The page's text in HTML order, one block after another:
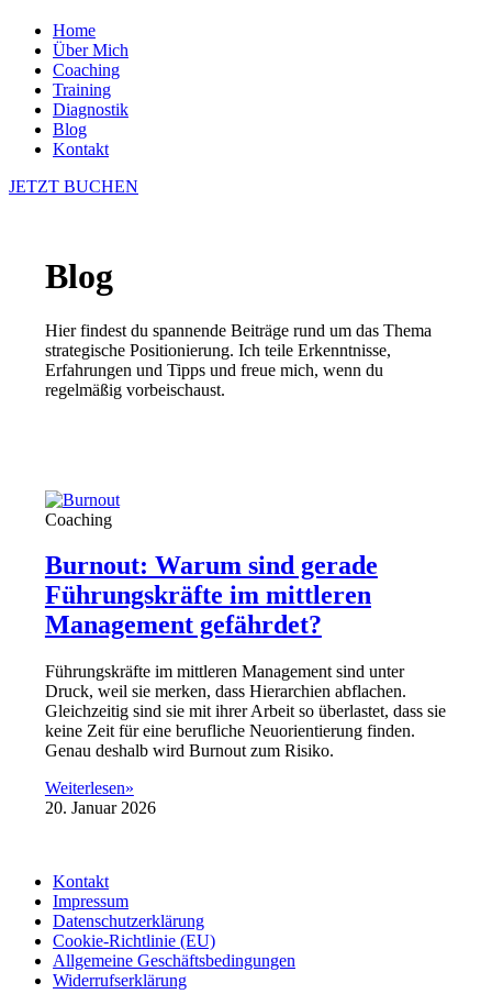
Home
Über Mich
Coaching
Training
Diagnostik
Blog
Kontakt
JETZT BUCHEN
Blog
Hier findest du spannende Beiträge rund um das Thema
strategische Positionierung. Ich teile Erkenntnisse,
Erfahrungen und Tipps und freue mich, wenn du
regelmäßig vorbeischaust.
Coaching
Burnout: Warum sind gerade
Führungskräfte im mittleren
Management gefährdet?
Führungskräfte im mittleren Management sind unter
Druck, weil sie merken, dass Hierarchien abflachen.
Gleichzeitig sind sie mit ihrer Arbeit so überlastet, dass sie
keine Zeit für eine berufliche Neuorientierung finden.
Genau deshalb wird Burnout zum Risiko.
Weiterlesen»
20. Januar 2026
Kontakt
Impressum
Datenschutzerklärung
Cookie-Richtlinie (EU)
Allgemeine Geschäftsbedingungen
Widerrufserklärung